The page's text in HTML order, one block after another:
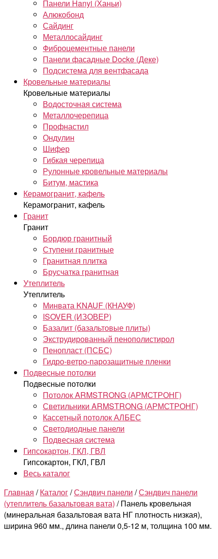
Панели Hanyi (Ханьи)
Алюкобонд
Сайдинг
Металлосайдинг
Фиброцементные панели
Панели фасадные Docke (Деке)
Подсистема для вентфасада
Кровельные материалы
Кровельные материалы
Водосточная система
Металлочерепица
Профнастил
Ондулин
Шифер
Гибкая черепица
Рулонные кровельные материалы
Битум, мастика
Керамогранит, кафель
Керамогранит, кафель
Гранит
Гранит
Бордюр гранитный
Ступени гранитные
Гранитная плитка
Брусчатка гранитная
Утеплитель
Утеплитель
Минвата KNAUF (КНАУФ)
ISOVER (ИЗОВЕР)
Базалит (базальтовые плиты)
Экструдированный пенополистирол
Пенопласт (ПСБС)
Гидро-ветро-парозащитные пленки
Подвесные потолки
Подвесные потолки
Потолок ARMSTRONG (АРМСТРОНГ)
Светильники ARMSTRONG (АРМСТРОНГ)
Кассетный потолок АЛБЕС
Светодиодные панели
Подвесная система
Гипсокартон, ГКЛ, ГВЛ
Гипсокартон, ГКЛ, ГВЛ
Весь каталог
Главная /Каталог/Сэндвич панели /Сэндвич панели
(утеплитель базальтовая вата) / Панель кровельная
(минеральная базальтовая вата НГ плотность низкая),
ширина 960 мм., длина панели 0,5-12 м, толщина 100 мм.